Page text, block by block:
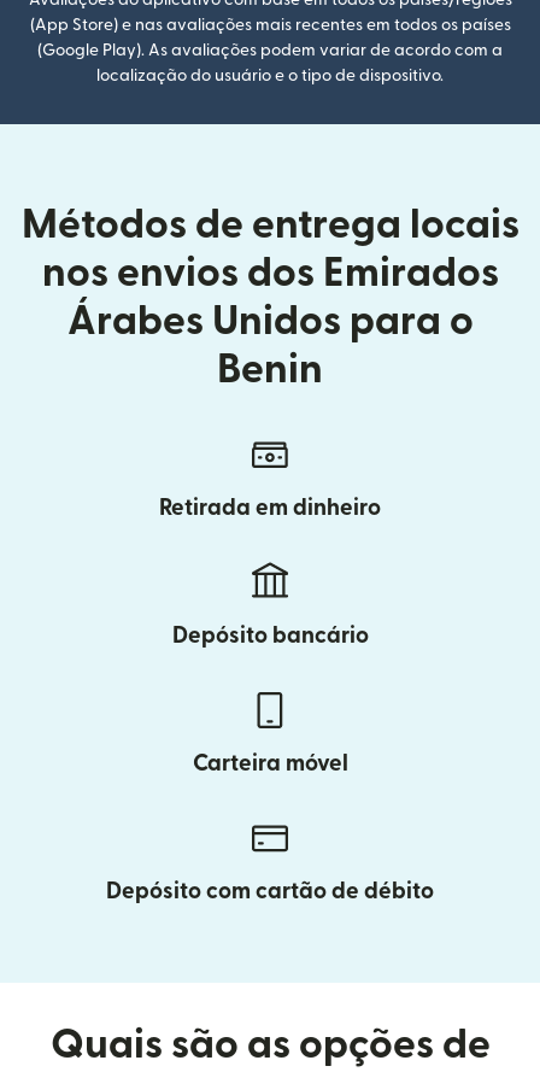
(App Store) e nas avaliações mais recentes em todos os países
(Google Play). As avaliações podem variar de acordo com a
localização do usuário e o tipo de dispositivo.
Métodos de entrega locais
nos envios dos Emirados
Árabes Unidos para o
Benin
Retirada em dinheiro
Depósito bancário
Carteira móvel
Depósito com cartão de débito
Quais são as opções de